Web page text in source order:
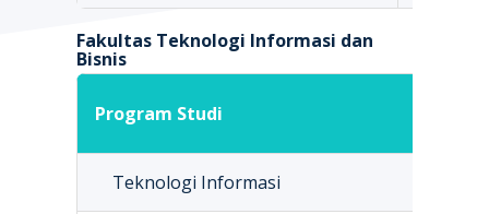
Fakultas Teknologi Informasi dan
Bisnis
Program Studi
Teknologi Informasi